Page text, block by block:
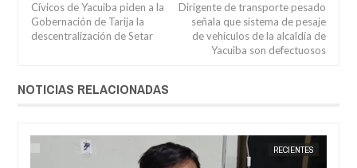
Cívicos de Yacuiba piden a la
Gobernación de Tarija la
descentralización de Setar
Dirigente de transporte pesado
señala que sistema de pesaje
de vehículos de la alcaldía de
Yacuiba son defectuosos
NOTICIAS RELACIONADAS
RECIENTES